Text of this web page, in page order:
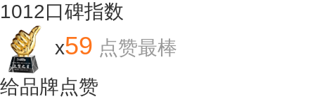
1012口碑指数
x59 点赞最棒
给品牌点赞